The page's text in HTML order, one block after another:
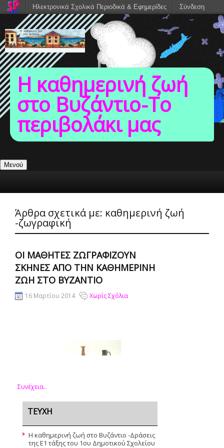
Η καθημερινή ζωή
στο Βυζάντιο-To
περιβολάκι μας
Μενού
Άρθρα σχετικά με: καθημερινή ζωή
-ζωγραφική
ΟΙ ΜΑΘΗΤΈΣ ΖΩΓΡΑΦΊΖΟΥΝ
ΣΚΗΝΈΣ ΑΠΌ ΤΗΝ ΚΑΘΗΜΕΡΙΝΉ
ΖΩΉ ΣΤΟ ΒΥΖΆΝΤΙΟ
16 Μαρτίου 2014 Χωρίς Σχόλια
Συνέχεια..
ΤΕΥΧΗ
Η καθημερινή ζωή στο Βυζάντιο -Δράσεις
της Ε1 τάξης του 1ου Δημοτικού Σχολείου
Ηλεκτρονικά Σχολικά Περιοδικά & Εφημερίδες Σύνδεση